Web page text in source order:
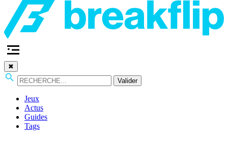
✖
Valider
Jeux
Actus
Guides
Tags